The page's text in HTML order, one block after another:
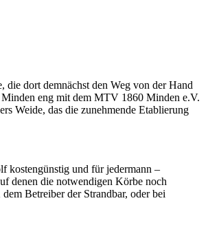
die dort demnächst den Weg von der Hand
Minden eng mit dem MTV 1860 Minden e.V.
Weide, das die zunehmende Etablierung
kostengünstig und für jedermann –
denen die notwendigen Körbe noch
Betreiber der Strandbar, oder bei